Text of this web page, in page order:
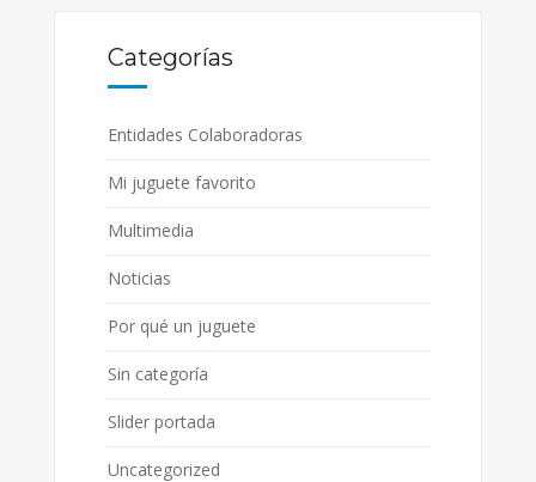
Categorías
Entidades Colaboradoras
Mi juguete favorito
Multimedia
Noticias
Por qué un juguete
Sin categoría
Slider portada
Uncategorized